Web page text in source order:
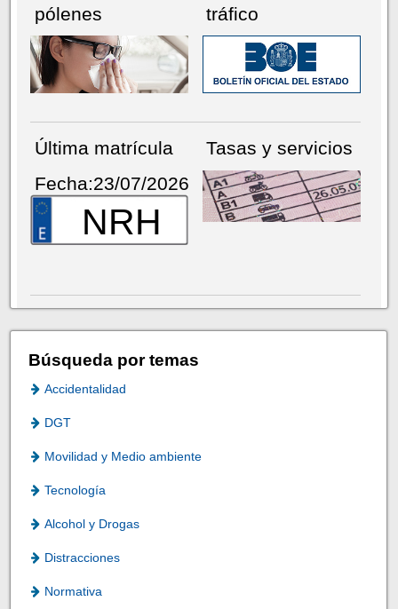
pólenes
tráfico
Última matrícula
Fecha:23/07/2026
NRH
Tasas y servicios
Búsqueda por temas
Accidentalidad
DGT
Movilidad y Medio ambiente
Tecnología
Alcohol y Drogas
Distracciones
Normativa